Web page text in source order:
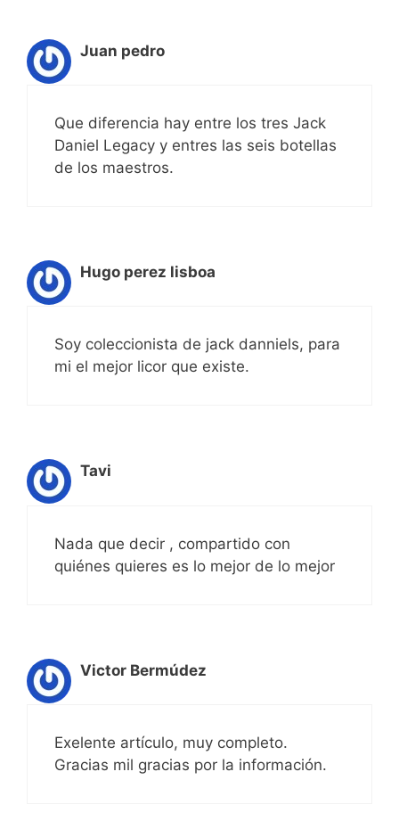
Juan pedro
Que diferencia hay entre los tres Jack
Daniel Legacy y entres las seis botellas
de los maestros.
Hugo perez lisboa
Soy coleccionista de jack danniels, para
mi el mejor licor que existe.
Tavi
Nada que decir , compartido con
quiénes quieres es lo mejor de lo mejor
Victor Bermúdez
Exelente artículo, muy completo.
Gracias mil gracias por la información.